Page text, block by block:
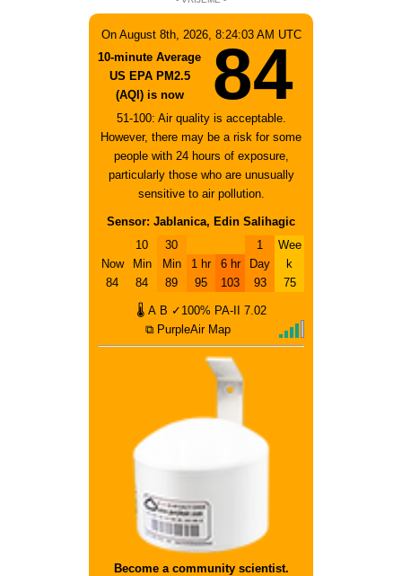
On August 8th, 2026, 8:24:03 AM UTC
10-minute Average
US EPA PM2.5
(AQI) is now
84
51-100: Air quality is acceptable.
However, there may be a risk for some
people with 24 hours of exposure,
particularly those who are unusually
sensitive to air pollution.
Sensor: Jablanica, Edin Salihagic
Now
84
10
Min
84
30
Min
89
1 hr
95
6 hr
103
1
Day
93
Wee
k
75
🌡 A B ✓100% PA-II
7.02
⧉ PurpleAir Map
Become a community scientist.